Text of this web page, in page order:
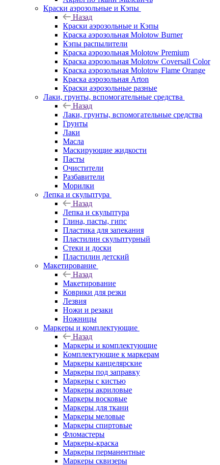
Краски аэрозольные и Кэпы
Назад
Краски аэрозольные и Кэпы
Краска аэрозольная Molotow Burner
Кэпы распылители
Краска аэрозольная Molotow Premium
Краска аэрозольная Molotow Coversall Color
Краска аэрозольная Molotow Flame Orange
Краска аэрозольная Arton
Краски аэрозольные разные
Лаки, грунты, вспомогательные средства
Назад
Лаки, грунты, вспомогательные средства
Грунты
Лаки
Масла
Маскирующие жидкости
Пасты
Очистители
Разбавители
Морилки
Лепка и скульптура
Назад
Лепка и скульптура
Глина, пасты, гипс
Пластика для запекания
Пластилин скульптурный
Стеки и доски
Пластилин детский
Макетирование
Назад
Макетирование
Коврики для резки
Лезвия
Ножи и резаки
Ножницы
Маркеры и комплектующие
Назад
Маркеры и комплектующие
Комплектующие к маркерам
Маркеры канцелярские
Маркеры под заправку
Маркеры с кистью
Маркеры акриловые
Маркеры восковые
Маркеры для ткани
Маркеры меловые
Маркеры спиртовые
Фломастеры
Маркеры-краска
Маркеры перманентные
Маркеры сквизеры